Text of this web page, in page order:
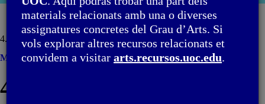
4. Art computacional i interactiu / 4.2.
Menú
4. Art computacional i
materials relacionats amb una o diverses
assignatures concretes del Grau d’Arts. Si
vols explorar altres recursos relacionats et
convidem a visitar arts.recursos.uoc.edu.